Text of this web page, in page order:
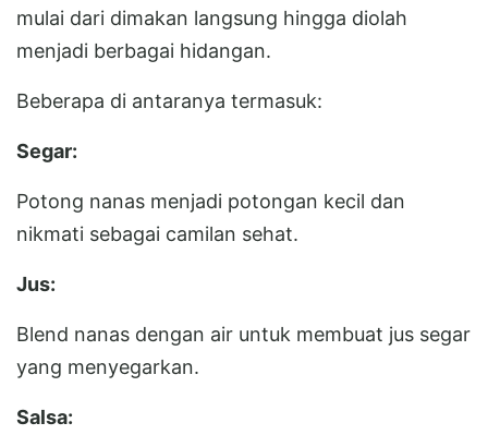
mulai dari dimakan langsung hingga diolah
menjadi berbagai hidangan.
Beberapa di antaranya termasuk:
Segar:
Potong nanas menjadi potongan kecil dan
nikmati sebagai camilan sehat.
Jus:
Blend nanas dengan air untuk membuat jus segar
yang menyegarkan.
Salsa: